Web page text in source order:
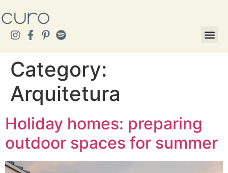
Category:
Arquitetura
Holiday homes: preparing
outdoor spaces for summer